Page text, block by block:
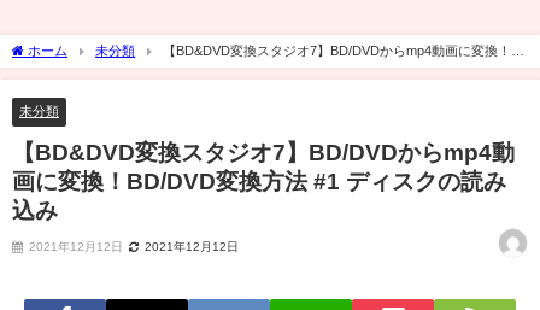
ホーム 未分類
【BD&DVD変換スタジオ7】BD/DVDからmp4動画に変換！
BD/DVD変換方法 #1 ディスクの読み込み
未分類
【BD&DVD変換スタジオ7】BD/DVDからmp4動
画に変換！BD/DVD変換方法 #1 ディスクの読み
込み
2021年12月12日 2021年12月12日